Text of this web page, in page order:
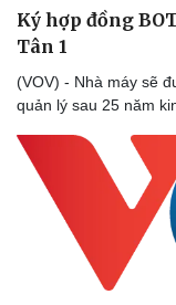
Ký hợp đồng
Tân 1
(VOV) - Nhà máy sẽ
quản lý sau 25 năm